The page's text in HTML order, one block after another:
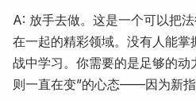
A: 放手去做。这是一个可以把
在一起的精彩领域。没有人能
战中学习。你需要的是足够的动
则一直在变”的心态——因为新指